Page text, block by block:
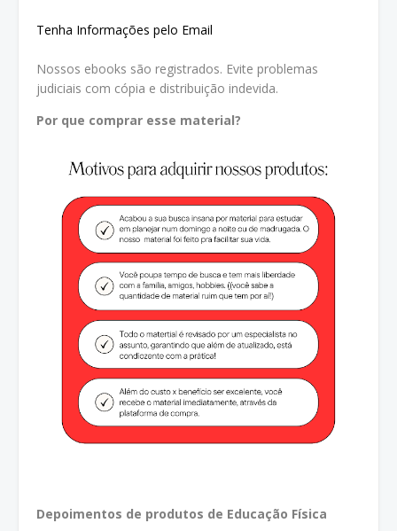
Tenha Informações pelo Email
Nossos ebooks são registrados. Evite problemas
judiciais com cópia e distribuição indevida.
Por que comprar esse material?
Depoimentos de produtos de Educação Física